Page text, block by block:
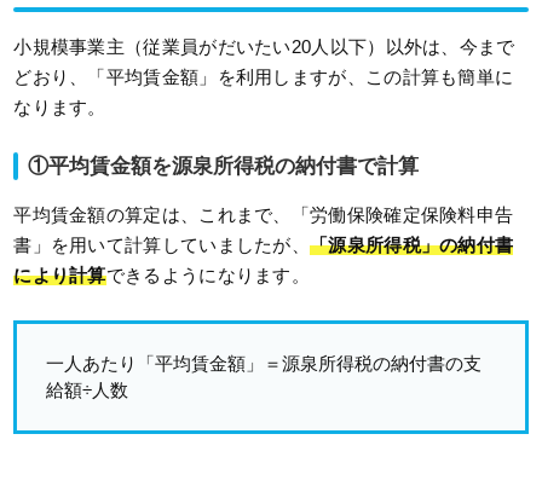
小規模事業主（従業員がだいたい20人以下）以外は、今まで
どおり、「平均賃金額」を利用しますが、この計算も簡単に
なります。
①平均賃金額を源泉所得税の納付書で計算
平均賃金額の算定は、これまで、「労働保険確定保険料申告
書」を用いて計算していましたが、「源泉所得税」の納付書
により計算できるようになります。
一人あたり「平均賃金額」＝源泉所得税の納付書の支
給額÷人数